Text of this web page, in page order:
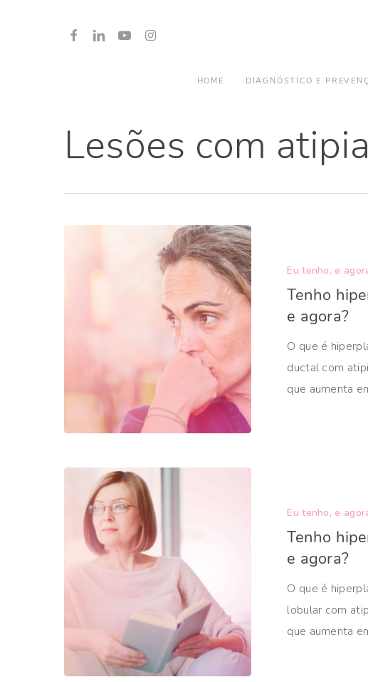
Aperte ENTER para pesquisar ou ESC para fechar
FACEBOOKLINKEDINYOUTUBEINSTAGRAM
HOME DIAGNÓSTICO E
Lesões com
Eu tenho, e
Tenho
e agora?
O que é
ductal com
que aumenta
Eu tenho, e
Tenho
e agora?
O que é
lobular com
que aumenta